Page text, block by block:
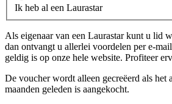
Ik heb al een Laurastar
Als eigenaar van een Laurastar kunt u lid
dan ontvangt u allerlei voordelen per e-
geldig is op onze hele website. Profiteer
De voucher wordt alleen gecreëerd als het
maanden geleden is aangekocht.